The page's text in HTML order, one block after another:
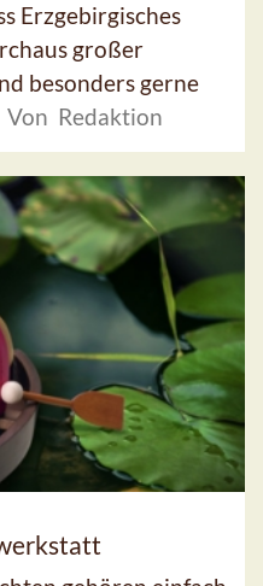
Erzgebirgisches
großer
besonders gerne
Von Redaktion